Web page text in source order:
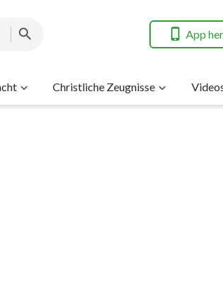
App
Christliche Zeugnisse